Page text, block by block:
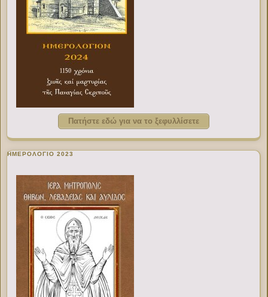
Πατήστε εδώ για να το ξεφυλλίσετε
ΗΜΕΡΟΛΟΓΙΟ 2023